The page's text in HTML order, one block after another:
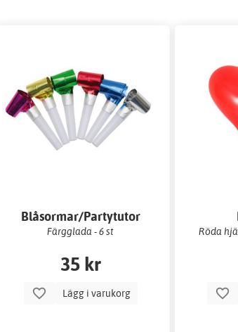
Blåsormar/Partytutor
Färgglada - 6 st
35 kr
Lägg i varukorg
Röda